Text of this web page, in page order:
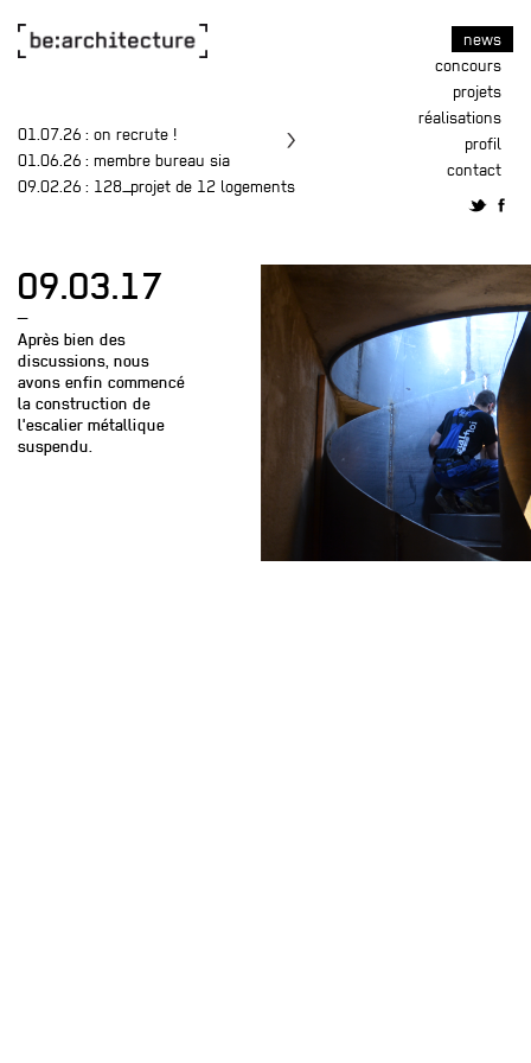
news
concours
projets
réalisations
profil
contact
01.07.26 : on recrute !
01.06.26 : membre bureau sia
09.02.26 : 128_projet de 12 logements
09.03.17
—
Après bien des
discussions, nous
avons enfin commencé
la construction de
l'escalier métallique
suspendu.